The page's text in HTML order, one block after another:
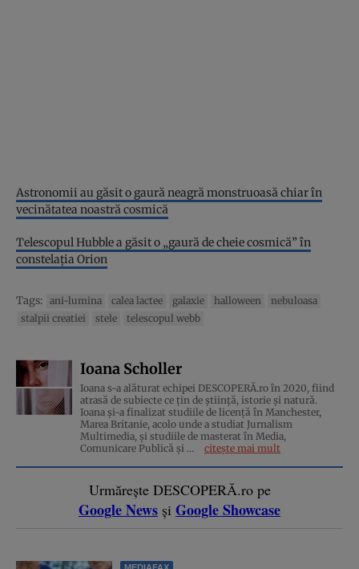
Astronomii au găsit o gaură neagră monstruoasă chiar în
vecinătatea noastră cosmică
Telescopul Hubble a găsit o „gaură de cheie cosmică” în
constelația Orion
Tags: ani-lumina calea lactee galaxie halloween
nebuloasa
stalpii creatiei
stele telescopul webb
Ioana Scholler
Ioana s-a alăturat echipei DESCOPERĂ.ro în 2020, fiind
atrasă de subiecte ce țin de știință, istorie și natură.
Ioana și-a finalizat studiile de licență în Manchester,
Marea Britanie, acolo unde a studiat Jurnalism
Multimedia, și studiile de masterat în Media,
Comunicare Publică și ...
citește mai mult
Urmărește DESCOPERĂ.ro pe
Google News și Google Showcase